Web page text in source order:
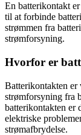
En batterikontakt
til at forbinde
strømmen fra
strømforsyning.
Hvorfor er
Batterikontakten
strømforsyning fra
batterikontakten er
elektriske
strømafbrydelse.